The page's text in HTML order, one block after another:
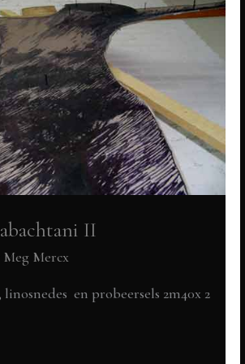
II
Meg Mercx
en probeersels 2m40x 2